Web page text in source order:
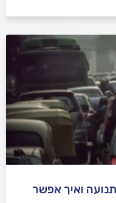
ואיך אפשר